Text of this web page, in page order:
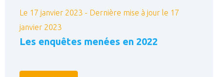
Le 17 janvier 2023 - Dernière mise à jour le 17
janvier 2023
Les enquêtes menées en 2022